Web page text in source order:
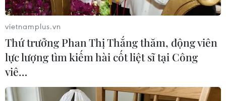
vietnamplus.vn
Thứ trưởng Phan Thị Thắng thăm, động viên
lực lượng tìm kiếm hài cốt liệt sĩ tại Công
viê…